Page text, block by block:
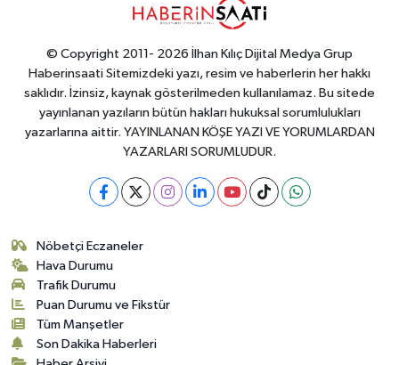
© Copyright 2011- 2026 İlhan Kılıç Dijital Medya Grup
Haberinsaati Sitemizdeki yazı, resim ve haberlerin her hakkı
saklıdır. İzinsiz, kaynak gösterilmeden kullanılamaz. Bu sitede
yayınlanan yazıların bütün hakları hukuksal sorumlulukları
yazarlarına aittir. YAYINLANAN KÖŞE YAZI VE YORUMLARDAN
YAZARLARI SORUMLUDUR.
Nöbetçi Eczaneler
Hava Durumu
Trafik Durumu
Puan Durumu ve Fikstür
Tüm Manşetler
Son Dakika Haberleri